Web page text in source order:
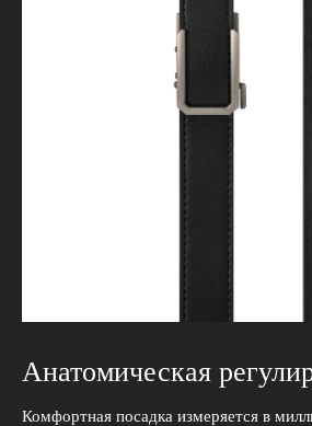
Анатомическая
Комфортная посадка измеряется в